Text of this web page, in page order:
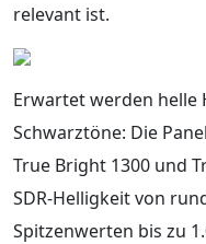
relevant ist.
Erwartet werden helle
Schwarztöne: Die
True Bright 1300 und
SDR-Helligkeit von
Spitzenwerten bis zu